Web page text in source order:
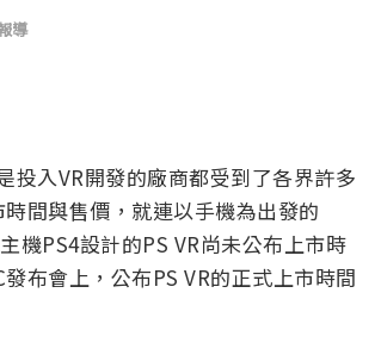
導
投入VR開發的廠商都受到了各界許多
間與售價，就連以手機為出發的
機PS4設計的PS VR尚未公布上市時
布會上，公布PS VR的正式上市時間